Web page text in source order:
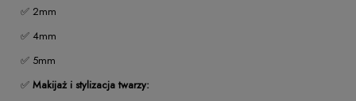
✅ 2mm
✅ 4mm
✅ 5mm
✅ Makijaż i stylizacja twarzy: